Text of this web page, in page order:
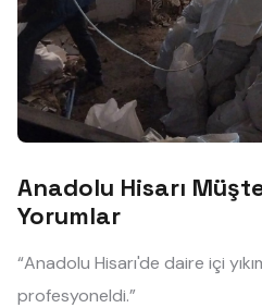
Anadolu Hisarı
Yorumlar
“Anadolu Hisarı'de daire içi
profesyoneldi.”